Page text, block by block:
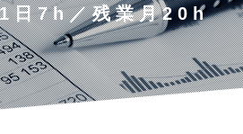
日7h／残業月20h